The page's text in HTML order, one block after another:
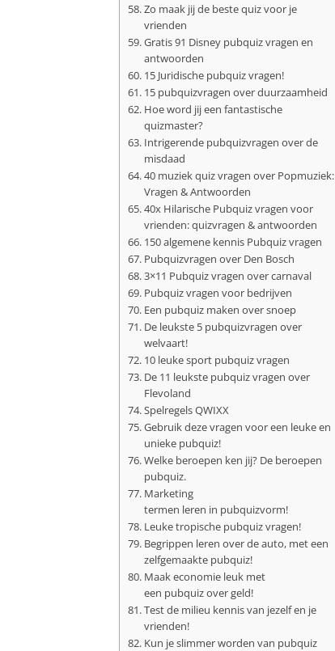
Zo maak jij de beste quiz voor je
vrienden
Gratis 91 Disney pubquiz vragen en
antwoorden
15 Juridische pubquiz vragen!
15 pubquizvragen over duurzaamheid
Hoe word jij een fantastische
quizmaster?
Intrigerende pubquizvragen over de
misdaad
40 muziek quiz vragen over Popmuziek:
Vragen & Antwoorden
40x Hilarische Pubquiz vragen voor
vrienden: quizvragen & antwoorden
150 algemene kennis Pubquiz vragen
Pubquizvragen over Den Bosch
3×11 Pubquiz vragen over carnaval
Pubquiz vragen voor bedrijven
Een pubquiz maken over snoep
De leukste 5 pubquizvragen over
welvaart!
10 leuke sport pubquiz vragen
De 11 leukste pubquiz vragen over
Flevoland
Spelregels QWIXX
Gebruik deze vragen voor een leuke en
unieke pubquiz!
Welke beroepen ken jij? De beroepen
pubquiz.
Marketing
termen leren in pubquizvorm!
Leuke tropische pubquiz vragen!
Begrippen leren over de auto, met een
zelfgemaakte pubquiz!
Maak economie leuk met
een pubquiz over geld!
Test de milieu kennis van jezelf en je
vrienden!
Kun je slimmer worden van pubquiz